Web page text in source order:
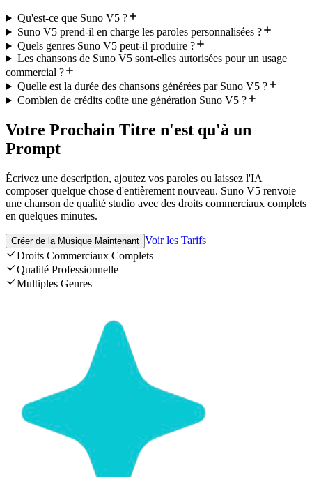
Qu'est-ce que Suno V5 ?
Suno V5 prend-il en charge les paroles personnalisées ?
Quels genres Suno V5 peut-il produire ?
Les chansons de Suno V5 sont-elles autorisées pour un usage
commercial ?
Quelle est la durée des chansons générées par Suno V5 ?
Combien de crédits coûte une génération Suno V5 ?
Votre Prochain Titre n'est qu'à un
Prompt
Écrivez une description, ajoutez vos paroles ou laissez l'IA
composer quelque chose d'entièrement nouveau. Suno V5 renvoie
une chanson de qualité studio avec des droits commerciaux complets
en quelques minutes.
Créer de la Musique Maintenant Voir les Tarifs
Droits Commerciaux Complets
Qualité Professionnelle
Multiples Genres